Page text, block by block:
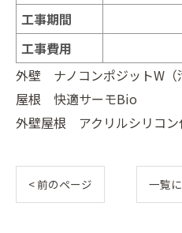
工事期間
工事費用
外壁 ナノコンポジットW（
屋根 快適サーモBio
外壁屋根 アクリルシリコン
< 前のページ 一覧